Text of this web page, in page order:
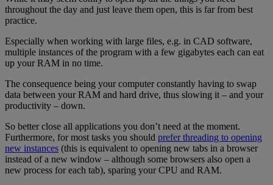
throughout the day and just leave them open, this is far from best
practice.
Especially when working with large files, e.g. in CAD software,
multiple instances of the program with a few gigabytes each can eat
up your RAM in no time.
The consequence being your computer constantly having to swap
data between your RAM and hard drive, thus slowing it – and your
productivity – down.
So better close all applications you don’t need at the moment.
Furthermore, for most tasks you should prefer threading to opening
new instances (this is equivalent to opening new tabs in a browser
instead of a new window – although some browsers also open a
new process for each tab), sparing your CPU and RAM.